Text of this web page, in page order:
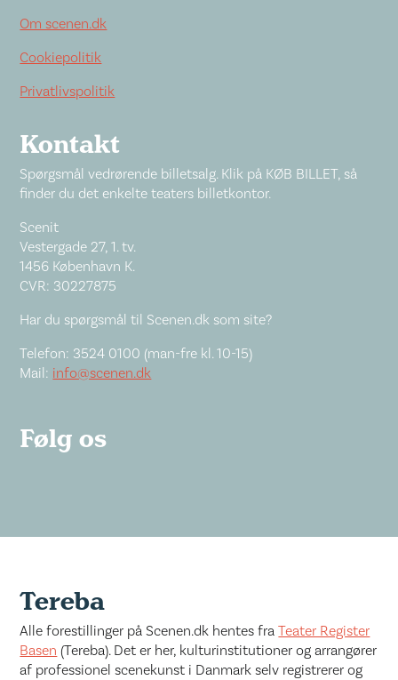
Om scenen.dk
Cookiepolitik
Privatlivspolitik
Kontakt
Spørgsmål vedrørende billetsalg. Klik på KØB BILLET, så
finder du det enkelte teaters billetkontor.
Scenit
Vestergade 27, 1. tv.
1456 København K.
CVR: 30227875
Har du spørgsmål til Scenen.dk som site?
Telefon: 3524 0100 (man-fre kl. 10-15)
Mail: info@scenen.dk
Følg os
Tereba
Alle forestillinger på Scenen.dk hentes fraTeater Register
Basen (Tereba). Det er her, kulturinstitutioner og arrangører
af professionel scenekunst i Danmark selv registrerer og